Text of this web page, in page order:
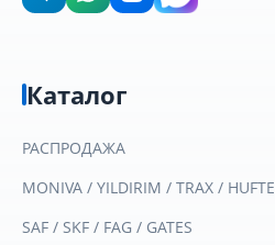
Каталог
РАСПРОДАЖА
MONIVA / YILDIRIM / TRAX / HUFTE
SAF / SKF / FAG / GATES